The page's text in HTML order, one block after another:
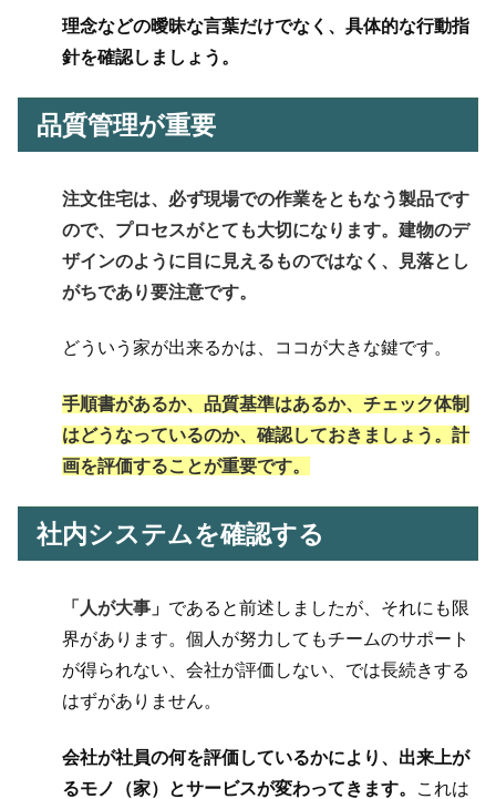
理念などの曖昧な言葉だけでなく、具体的な行動指
針を確認しましょう。
品質管理が重要
注文住宅は、必ず現場での作業をともなう製品です
ので、プロセスがとても大切になります。建物のデ
ザインのように目に見えるものではなく、見落とし
がちであり要注意です。
どういう家が出来るかは、ココが大きな鍵です。
手順書があるか、品質基準はあるか、チェック体制
はどうなっているのか、確認しておきましょう。計
画を評価することが重要です。
社内システムを確認する
「人が大事」 であると前述しましたが、それにも限
界があります。個人が努力してもチームのサポート
が得られない、会社が評価しない、では長続きする
はずがありません。
会社が社員の何を評価しているかにより、出来上が
るモノ（家）とサービスが変わってきます。
これは